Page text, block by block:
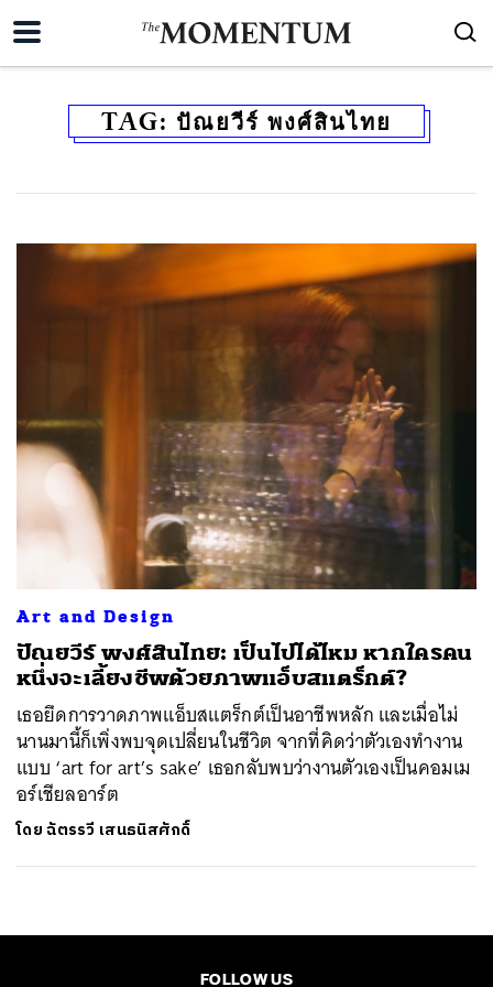
TAG: ปัณยวีร์ พงศ์สินไทย
Art and Design
ปัณยวีร์ พงศ์สินไทย: เป็นไปได้ไหม หากใครคน
หนึ่งจะเลี้ยงชีพด้วยภาพแอ็บสแตร็กต์?
เธอยึดการวาดภาพแอ็บสแตร็กต์เป็นอาชีพหลัก และเมื่อไม่
นานมานี้ก็เพิ่งพบจุดเปลี่ยนในชีวิต จากที่คิดว่าตัวเองทำงาน
แบบ ‘art for art’s sake’ เธอกลับพบว่างานตัวเองเป็นคอมเม
อร์เชียลอาร์ต
โดยฉัตรรวี เสนธนิสศักดิ์
FOLLOW US
SHARE TWEET LINE EMAIL